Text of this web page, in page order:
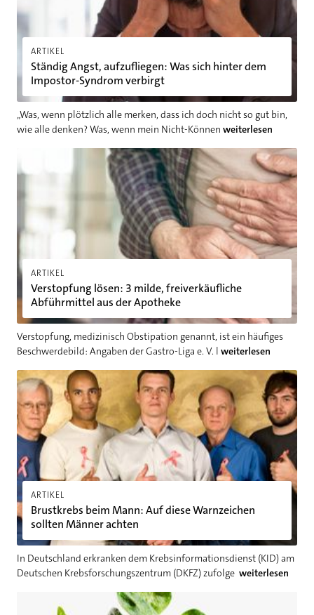
ARTIKEL
Ständig Angst, aufzufliegen: Was sich hinter dem
Impostor-Syndrom verbirgt
„Was, wenn plötzlich alle merken, dass ich doch nicht so gut bin,
wie alle denken? Was, wenn mein Nicht-Können weiterlesen
ARTIKEL
Verstopfung lösen: 3 milde, freiverkäufliche
Abführmittel aus der Apotheke
Verstopfung, medizinisch Obstipation genannt, ist ein häufiges
Beschwerdebild: Angaben der Gastro-Liga e. V. l weiterlesen
Verstopfung lösen: 3 milde, freiverkäufliche Abführmittel aus
ARTIKEL
Brustkrebs beim Mann: Auf diese Warnzeichen
sollten Männer achten
In Deutschland erkranken dem Krebsinformationsdienst (KID) am
Deutschen Krebsforschungszentrum (DKFZ) zufolge weiterlesen
Brustkrebs beim Mann: Auf diese Warnzeichen sollten
Rucola, Endivie & Co.: Bitteres für eine bessere Verdauung